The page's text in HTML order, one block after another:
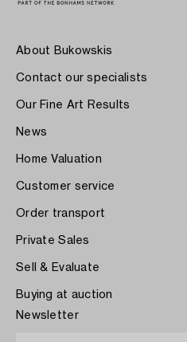
About Bukowskis
Contact our specialists
Our Fine Art Results
News
Home Valuation
Customer service
Order transport
Private Sales
Sell & Evaluate
Buying at auction
Newsletter